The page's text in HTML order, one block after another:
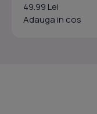
49.99 Lei
Adauga in cos